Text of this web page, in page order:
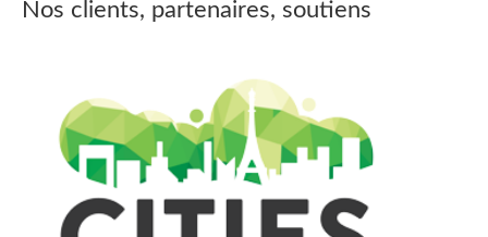
Nos clients, partenaires, soutiens